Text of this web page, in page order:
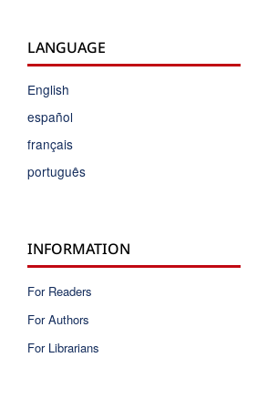
LANGUAGE
English
español
français
português
INFORMATION
For Readers
For Authors
For Librarians